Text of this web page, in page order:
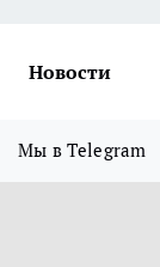
Новости
Мы в Telegram